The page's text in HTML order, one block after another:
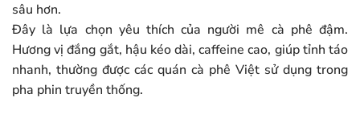
sâu hơn.
Đây là lựa chọn yêu thích của người mê cà phê đậm.
Hương vị đắng gắt, hậu kéo dài, caffeine cao, giúp tỉnh táo
nhanh, thường được các quán cà phê Việt sử dụng trong
pha phin truyền thống.